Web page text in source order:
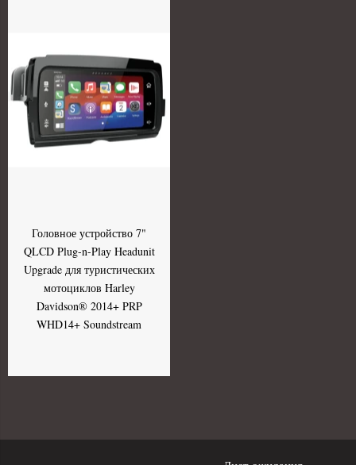
Головное устройство 7"
QLCD Plug-n-Play Headunit
Upgrade для туристических
мотоциклов Harley
Davidson® 2014+ PRP
WHD14+ Soundstream